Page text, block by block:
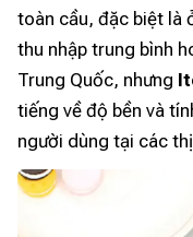
toàn cầu, đặc biệt là
thu nhập trung bình
Trung Quốc, nhưng
tiếng về độ bền và
người dùng tại các